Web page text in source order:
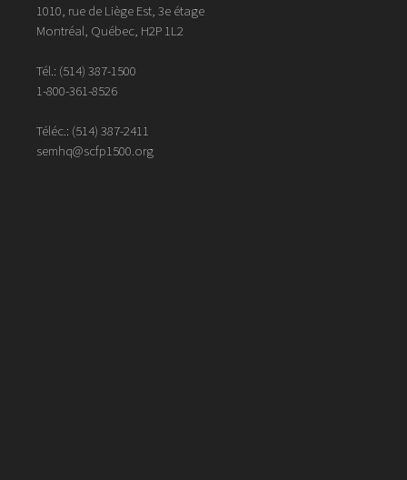
1010, rue de Liège Est, 3e étage
Montréal, Québec, H2P 1L2
Tél.: (514) 387-1500
1-800-361-8526
Téléc.: (514) 387-2411
semhq@scfp1500.org